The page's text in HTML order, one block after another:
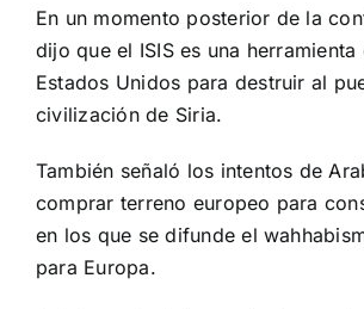
En un momento posterior de la
dijo que el ISIS es una herramienta
Estados Unidos para destruir al
civilización de Siria.
También señaló los intentos de
comprar terreno europeo para
en los que se difunde el
para Europa.